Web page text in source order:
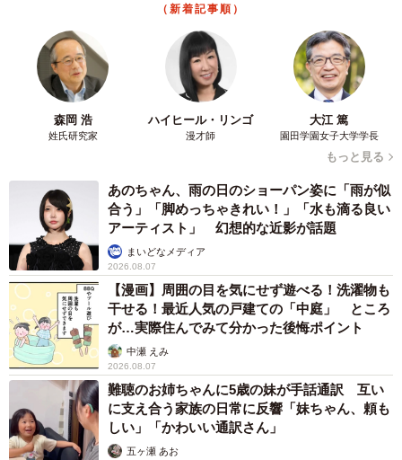
（新着記事順）
森岡 浩
姓氏研究家
ハイヒール・リンゴ
漫才師
大江 篤
園田学園女子大学学長
もっと見る
あのちゃん、雨の日のショーパン姿に「雨が似
合う」「脚めっちゃきれい！」「水も滴る良い
アーティスト」 幻想的な近影が話題
まいどなメディア
2026.08.07
【漫画】周囲の目を気にせず遊べる！洗濯物も
干せる！最近人気の戸建ての「中庭」 ところ
が…実際住んでみて分かった後悔ポイント
中瀬 えみ
2026.08.07
難聴のお姉ちゃんに5歳の妹が手話通訳 互い
に支え合う家族の日常に反響「妹ちゃん、頼も
しい」「かわいい通訳さん」
五ヶ瀬 あお